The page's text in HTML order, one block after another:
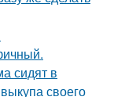
сидят в
своего